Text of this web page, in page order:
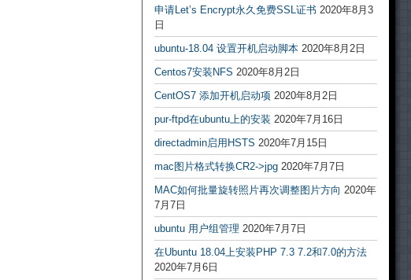
申请Let’s Encrypt永久免费SSL证书 2020年8月3
日
ubuntu-18.04 设置开机启动脚本 2020年8月2日
Centos7安装NFS 2020年8月2日
CentOS7 添加开机启动项 2020年8月2日
pur-ftpd在ubuntu上的安装 2020年7月16日
directadmin启用HSTS 2020年7月15日
mac图片格式转换CR2->jpg 2020年7月7日
MAC如何批量旋转照片再次调整图片方向 2020年
7月7日
ubuntu 用户组管理 2020年7月7日
在Ubuntu 18.04上安装PHP 7.3 7.2和7.0的方法
2020年7月6日